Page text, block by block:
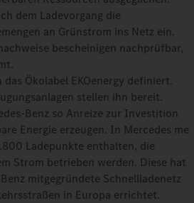
dem Ladevorgang die
an Grünstrom ins Netz ein.
bescheinigen nachprüfbar,
Ökolabel EKOenergy definiert.
stellen ihn bereit.
Benz so Anreize zur Investition
Energie erzeugen. In Mercedes me
Ladepunkte enthalten, die
Strom betrieben werden. Diese hat
mitgegründete Schnellladenetz
in Europa errichtet.